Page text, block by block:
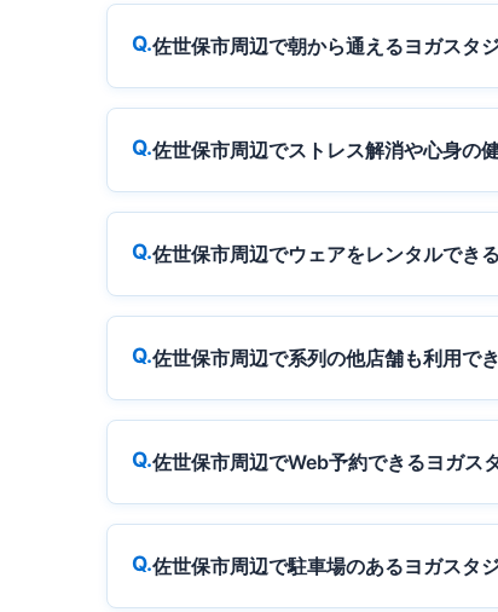
佐世保市周辺で朝から通えるヨガスタ
佐世保市周辺でストレス解消や心身の
佐世保市周辺でウェアをレンタルでき
佐世保市周辺で系列の他店舗も利用で
佐世保市周辺でWeb予約できるヨガス
佐世保市周辺で駐車場のあるヨガスタ